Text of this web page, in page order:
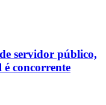
servidor público,
concorrente